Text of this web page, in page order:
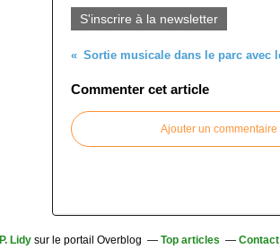
S'inscrire à la newsletter
Commenter cet article
Ajouter un commentaire
P. Lidysur le portail Overblog Top articles Contact